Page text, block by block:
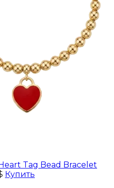
Tag Bead Bracelet
Купить